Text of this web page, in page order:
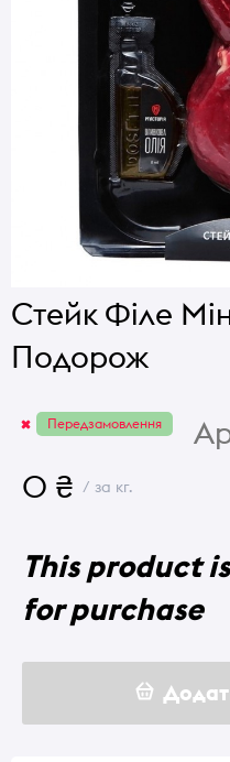
Стейк Філе
Подорож
Передзамовлення
0 ₴ / за кг.
This product
for purchase